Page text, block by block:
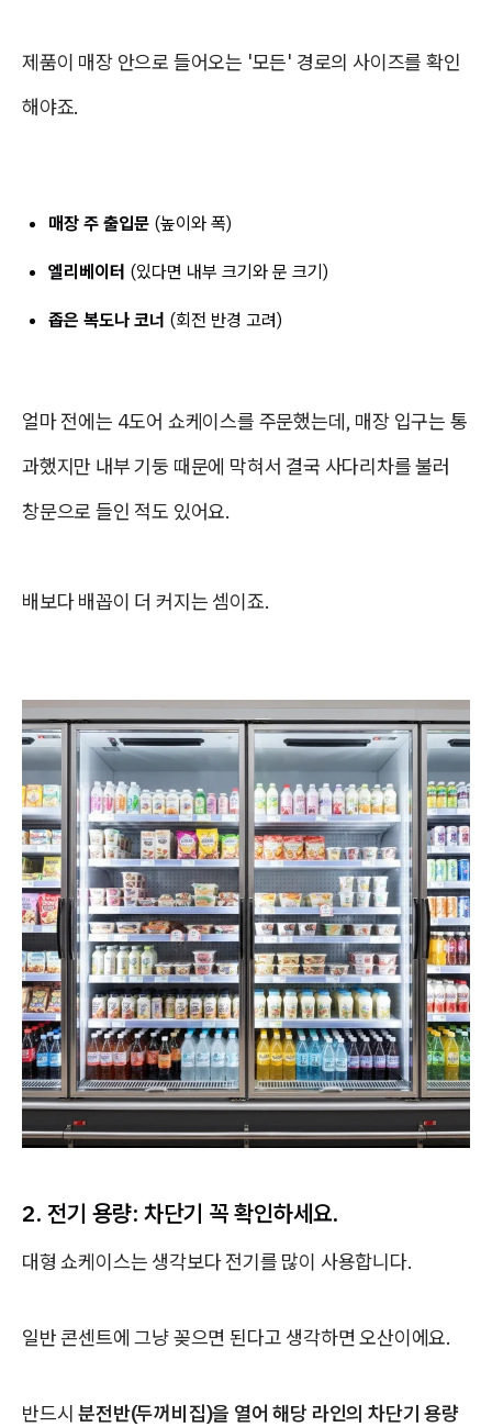
제품이 매장 안으로 들어오는 '모든' 경로의 사이즈를 확인
해야죠.
매장 주 출입문 (높이와 폭)
엘리베이터 (있다면 내부 크기와 문 크기)
좁은 복도나 코너 (회전 반경 고려)
얼마 전에는 4도어 쇼케이스를 주문했는데, 매장 입구는 통
과했지만 내부 기둥 때문에 막혀서 결국 사다리차를 불러
창문으로 들인 적도 있어요.
배보다 배꼽이 더 커지는 셈이죠.
2. 전기 용량: 차단기 꼭 확인하세요.
대형 쇼케이스는 생각보다 전기를 많이 사용합니다.
일반 콘센트에 그냥 꽂으면 된다고 생각하면 오산이에요.
반드시분전반(두꺼비집)을 열어 해당 라인의 차단기 용량